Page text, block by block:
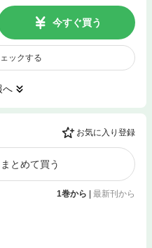
今すぐ買う
ックする
へ
お気に入り登録
とめて買う
1巻から | 最新刊から